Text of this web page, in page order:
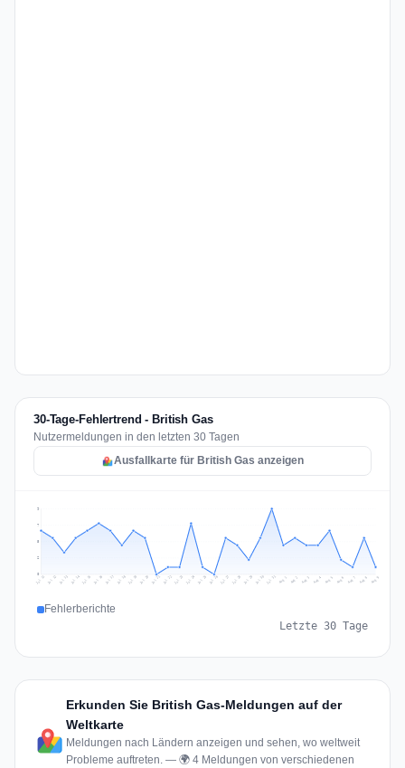
30-Tage-Fehlertrend - British Gas
Nutzermeldungen in den letzten 30 Tagen
Ausfallkarte für British Gas anzeigen
2
5
7
9
Jul 11 Jul 12 Jul 13 Jul 14 Jul 15 Jul 16 Jul 17 Jul 18 Jul 19 Jul 20 Jul 21 Jul 22 Jul 23 Jul 24 Jul 25 Jul 26 Jul 27 Jul 28 Jul 29 Jul 30 Jul 31 Aug 1 Aug 2 Aug 3 Aug 4 Aug 5 Aug 6 Aug 7 Aug 8 Aug 9
Fehlerberichte
Letzte 30 Tage
Erkunden Sie British Gas-Meldungen auf der
Weltkarte
Meldungen nach Ländern anzeigen und sehen, wo weltweit
Probleme auftreten. — 🌍 4 Meldungen von verschiedenen